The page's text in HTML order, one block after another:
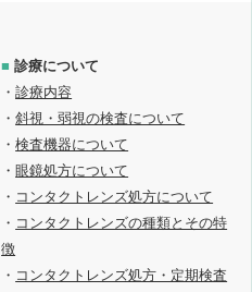
■ 診療について
・診療内容
・斜視・弱視の検査について
・検査機器について
・ 眼鏡処方について
・ コンタクトレンズ処方について
・ コンタクトレンズの種類とその特
徴
・ コンタクトレンズ処方・定期検査